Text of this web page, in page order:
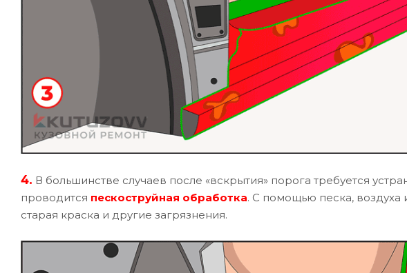
4. В большинстве случаев после «вскрытия» порога требуется
проводится пескоструйная обработка. С помощью песка, воздуха
старая краска и другие загрязнения.